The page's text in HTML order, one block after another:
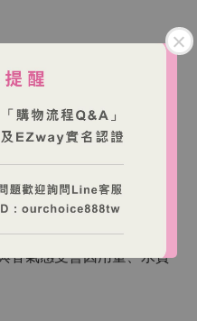
請以大量清水沖洗。
潔劑，建議配戴手套。
避免高溫與日照保存。
香氣感受會因用量、水質